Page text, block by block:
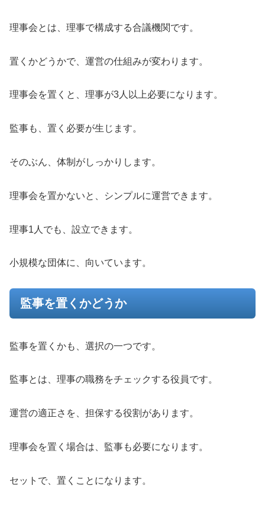
理事会とは、理事で構成する合議機関です。
置くかどうかで、運営の仕組みが変わります。
理事会を置くと、理事が3人以上必要になります。
監事も、置く必要が生じます。
そのぶん、体制がしっかりします。
理事会を置かないと、シンプルに運営できます。
理事1人でも、設立できます。
小規模な団体に、向いています。
監事を置くかどうか
監事を置くかも、選択の一つです。
監事とは、理事の職務をチェックする役員です。
運営の適正さを、担保する役割があります。
理事会を置く場合は、監事も必要になります。
セットで、置くことになります。